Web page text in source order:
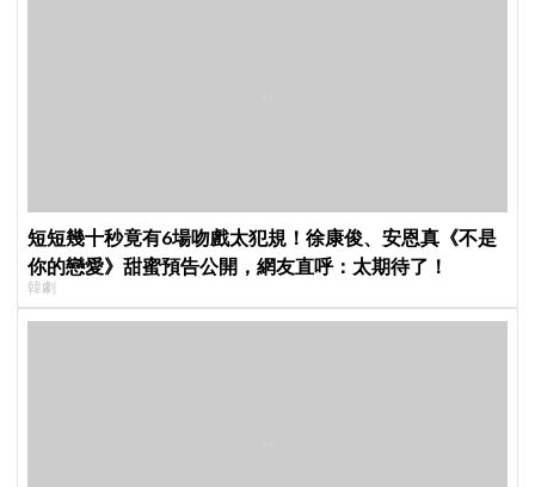
短短幾十秒竟有6場吻戲太犯規！徐康俊、安恩真《不是
你的戀愛》甜蜜預告公開，網友直呼：太期待了！
韓劇